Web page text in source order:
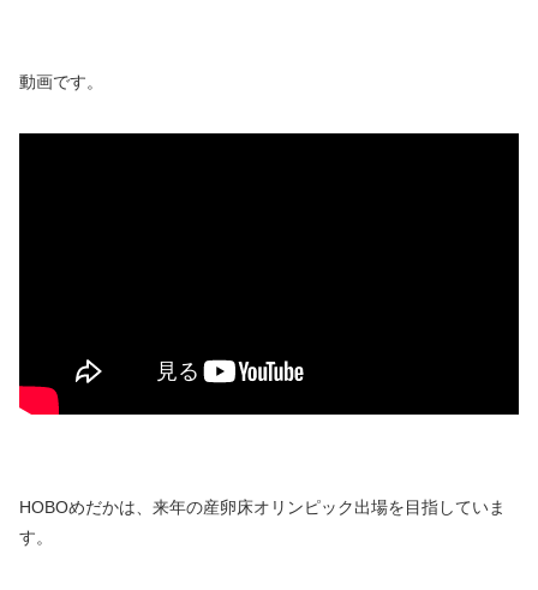
動画です。
HOBOめだかは、来年の産卵床オリンピック出場を目指していま
す。